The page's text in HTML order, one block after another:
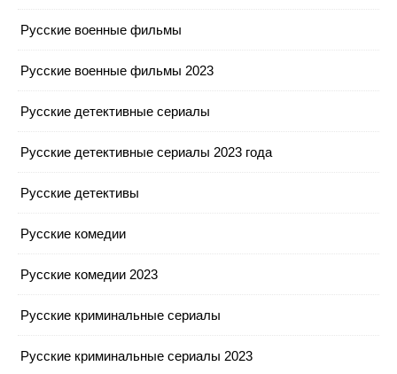
Русские военные фильмы
Русские военные фильмы 2023
Русские детективные сериалы
Русские детективные сериалы 2023 года
Русские детективы
Русские комедии
Русские комедии 2023
Русские криминальные сериалы
Русские криминальные сериалы 2023